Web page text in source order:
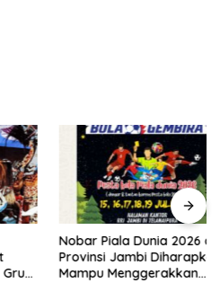
Nobar Piala Dunia 2026 di
Provinsi Jambi Diharapkan
Mampu Menggerakkan